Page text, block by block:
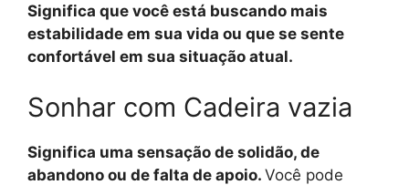
Significa que você está buscando mais
estabilidade em sua vida ou que se sente
confortável em sua situação atual.
Sonhar com Cadeira vazia
Significa uma sensação de solidão, de
abandono ou de falta de apoio. Você pode